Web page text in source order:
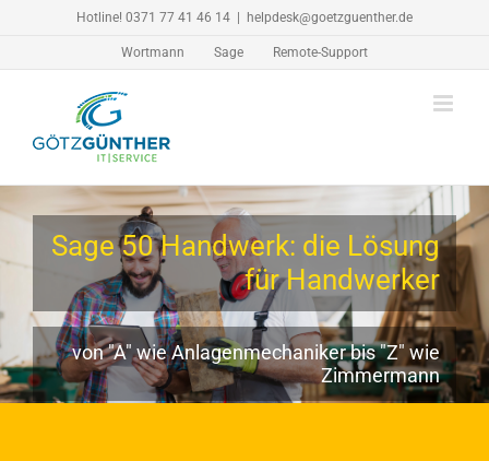
Hotline! 0371 77 41 46 14 helpdesk@goetzguenther.de
Wortmann Sage Remote-Support
Sage 50 Handwerk: die Lösung
für Handwerker
von "A" wie Anlagenmechaniker bis "Z" wie
Zimmermann